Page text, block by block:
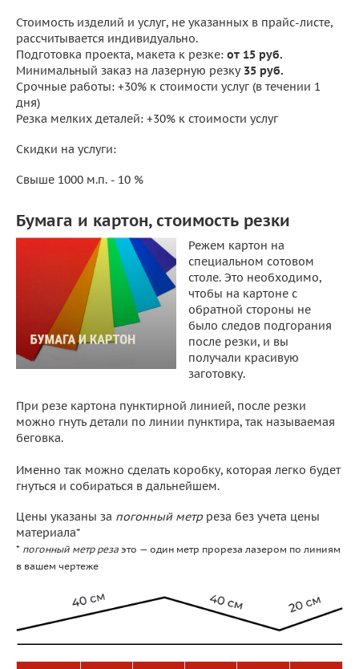
Стоимость изделий и услуг, не указанных в прайс-листе,
рассчитывается индивидуально.
Подготовка проекта, макета к резке: от 15 руб.
Минимальный заказ на лазерную резку 35 руб.
Срочные работы: +30% к стоимости услуг (в течении 1
дня)
Резка мелких деталей: +30% к стоимости услуг
Скидки на услуги:
Свыше 1000 м.п. - 10 %
Бумага и картон, стоимость резки
Режем картон на
специальном сотовом
столе. Это необходимо,
чтобы на картоне с
обратной стороны не
было следов подгорания
после резки, и вы
получали красивую
заготовку.
При резе картона пунктирной линией, после резки
можно гнуть детали по линии пунктира, так называемая
беговка.
Именно так можно сделать коробку, которая легко будет
гнуться и собираться в дальнейшем.
Цены указаны за погонный метрреза без учета цены
материала*
* погонный метр реза это — один метр прореза лазером по линиям
в вашем чертеже